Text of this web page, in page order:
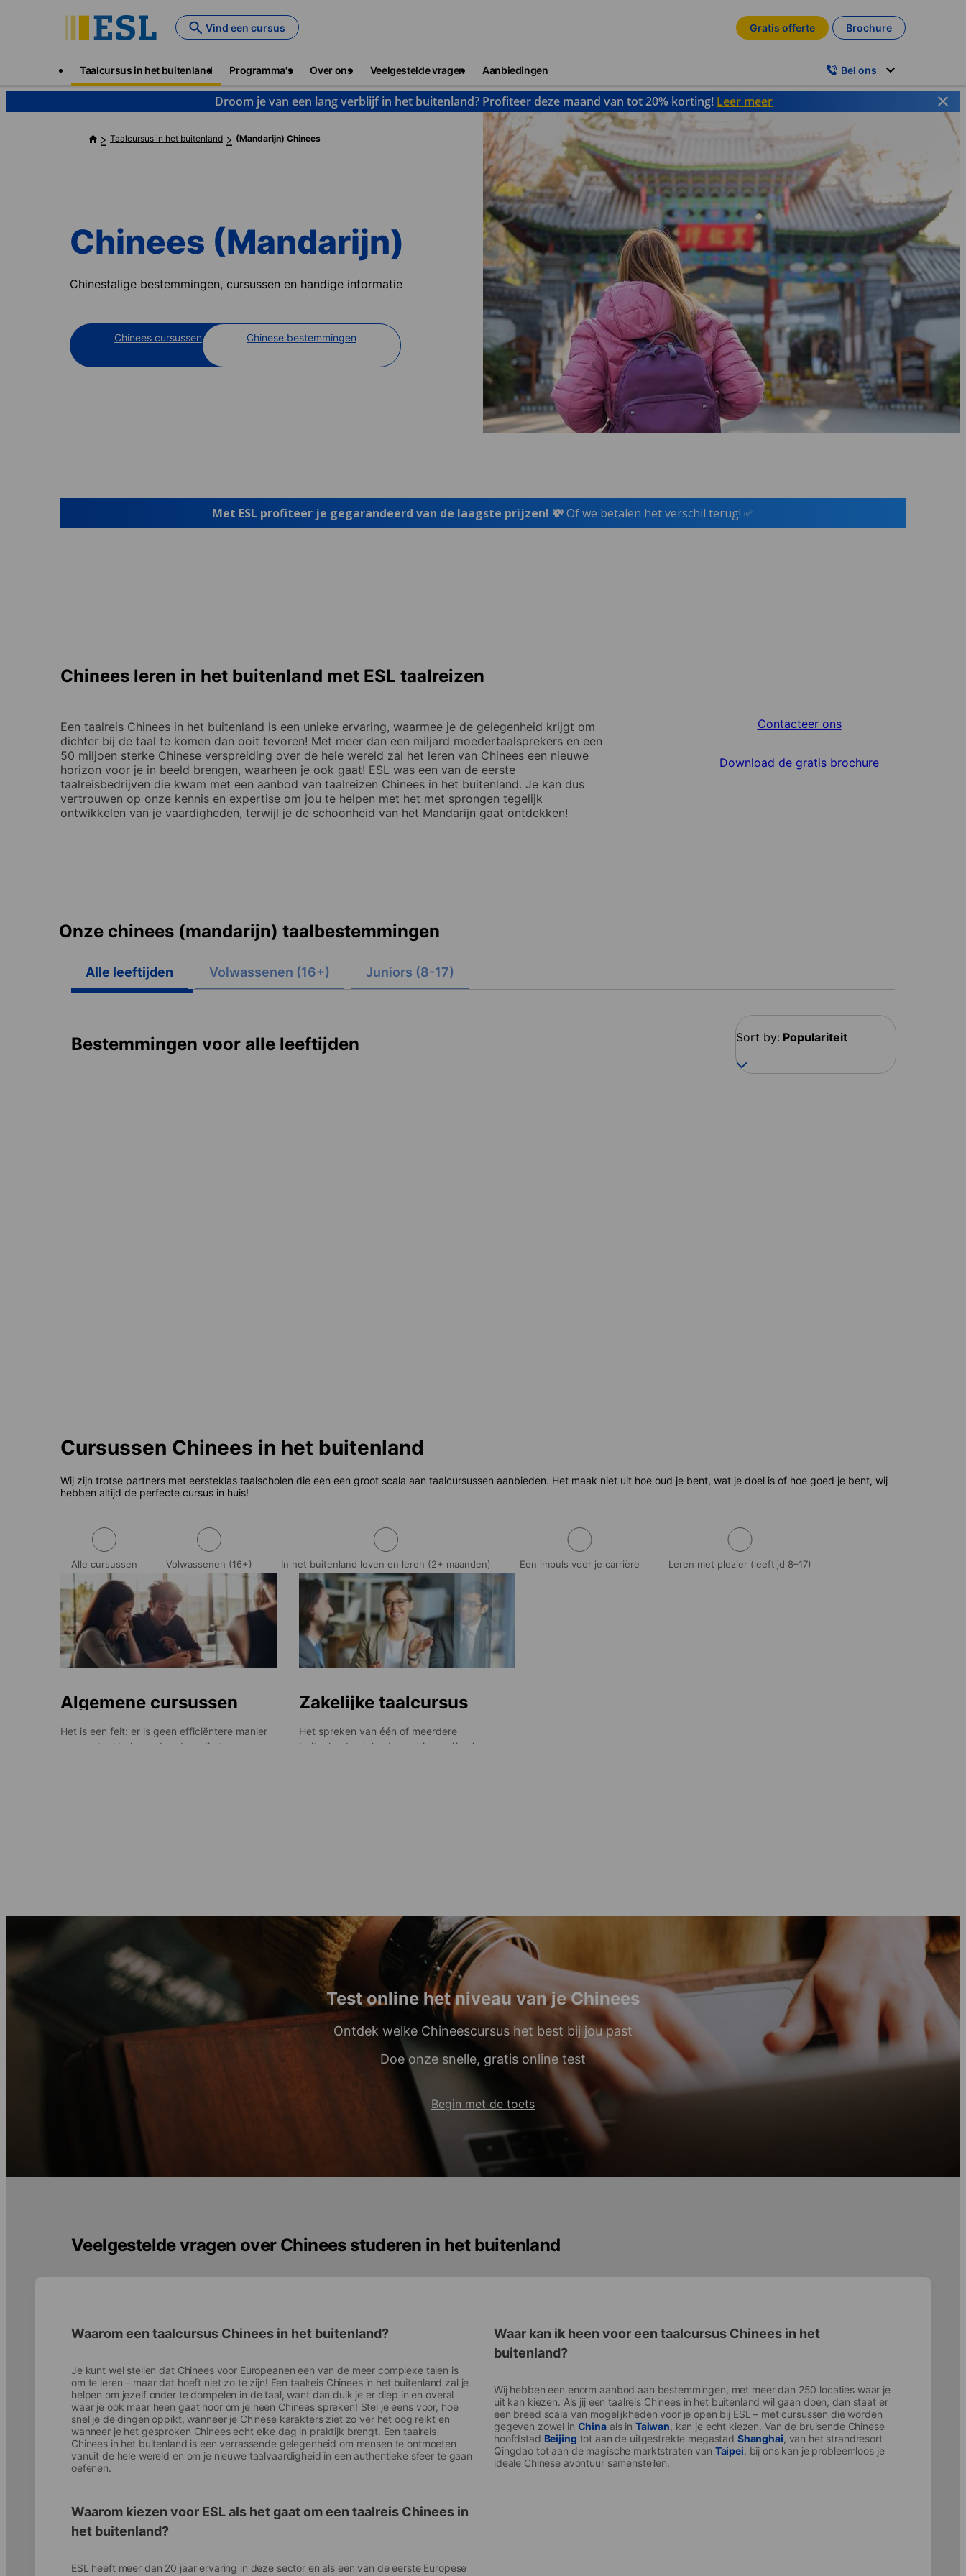
Vind een cursus Gratis offerte Brochure
Taalcursus in het buitenland Programma's Over ons Veelgestelde vragen Aanbiedingen Bel ons
Droom je van een lang verblijf in het buitenland? Profiteer deze maand van tot 20% korting! Leer meer
Taalcursus in het buitenland (Mandarijn) Chinees
Chinees (Mandarijn)
Chinestalige bestemmingen, cursussen en handige informatie
Chinees cursussen Chinese bestemmingen
Met ESL profiteer je gegarandeerd van de laagste prijzen! 💸Of we betalen het verschil terug! ✅
Chinees leren in het buitenland met ESL taalreizen
Een taalreis Chinees in het buitenland is een unieke ervaring, waarmee je de gelegenheid krijgt om
dichter bij de taal te komen dan ooit tevoren! Met meer dan een miljard moedertaalsprekers en een
50 miljoen sterke Chinese verspreiding over de hele wereld zal het leren van Chinees een nieuwe
horizon voor je in beeld brengen, waarheen je ook gaat! ESL was een van de eerste
taalreisbedrijven die kwam met een aanbod van taalreizen Chinees in het buitenland. Je kan dus
vertrouwen op onze kennis en expertise om jou te helpen met het met sprongen tegelijk
ontwikkelen van je vaardigheden, terwijl je de schoonheid van het Mandarijn gaat ontdekken!
Contacteer ons
Download de gratis brochure
Onze chinees (mandarijn) taalbestemmingen
Alle leeftijden Volwassenen (16+) Juniors (8-17)
Bestemmingen voor alle leeftijden Sort by: Populariteit
Cursussen Chinees in het buitenland
Wij zijn trotse partners met eersteklas taalscholen die een een groot scala aan taalcursussen aanbieden. Het maak niet uit hoe oud je bent, wat je doel is of hoe goed je bent, wij
hebben altijd de perfecte cursus in huis!
Alle cursussen Volwassenen (16+) In het buitenland leven en leren (2+ maanden) Een impuls voor je carrière Leren met plezier (leeftijd 8–17)
Algemene cursussen
Het is een feit: er is geen efficiëntere manier
om een taal te leren dan door die te
Zakelijke taalcursus
Het spreken van één of meerdere
buitenlandse talen brengt je carrière in een
Test online het niveau van je Chinees
Ontdek welke Chineescursus het best bij jou past
Doe onze snelle, gratis online test
Begin met de toets
Veelgestelde vragen over Chinees studeren in het buitenland
Waarom een taalcursus Chinees in het buitenland?
Je kunt wel stellen dat Chinees voor Europeanen een van de meer complexe talen is
om te leren – maar dat hoeft niet zo te zijn! Een taalreis Chinees in het buitenland zal je
helpen om jezelf onder te dompelen in de taal, want dan duik je er diep in en overal
waar je ook maar heen gaat hoor om je heen Chinees spreken! Stel je eens voor, hoe
snel je de dingen oppikt, wanneer je Chinese karakters ziet zo ver het oog reikt en
wanneer je het gesproken Chinees echt elke dag in praktijk brengt. Een taalreis
Chinees in het buitenland is een verrassende gelegenheid om mensen te ontmoeten
vanuit de hele wereld en om je nieuwe taalvaardigheid in een authentieke sfeer te gaan
oefenen.
Waar kan ik heen voor een taalcursus Chinees in het
buitenland?
Wij hebben een enorm aanbod aan bestemmingen, met meer dan 250 locaties waar je
uit kan kiezen. Als jij een taalreis Chinees in het buitenland wil gaan doen, dan staat er
een breed scala van mogelijkheden voor je open bij ESL – met cursussen die worden
gegeven zowel in Chinaals in Taiwan, kan je echt kiezen. Van de bruisende Chinese
hoofdstad Beijing tot aan de uitgestrekte megastad Shanghai, van het strandresort
Qingdao tot aan de magische marktstraten van Taipei, bij ons kan je probleemloos je
ideale Chinese avontuur samenstellen.
Waarom kiezen voor ESL als het gaat om een taalreis Chinees in
het buitenland?
ESL heeft meer dan 20 jaar ervaring in deze sector en als een van de eerste Europese